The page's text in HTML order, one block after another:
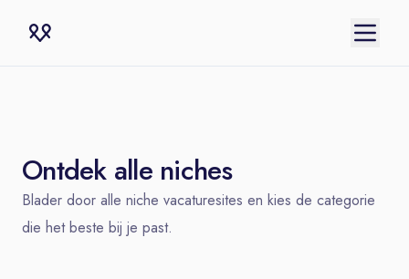
Ontdek alle niches
Blader door alle niche vacaturesites en kies de categorie
die het beste bij je past.